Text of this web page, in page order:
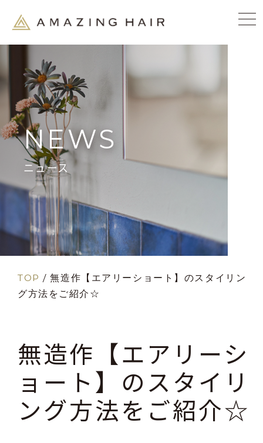
NEWS
ニュース
TOP /無造作【エアリーショート】のスタイリン
グ方法をご紹介☆
無造作【エアリーシ
ョート】のスタイリ
ング方法をご紹介☆